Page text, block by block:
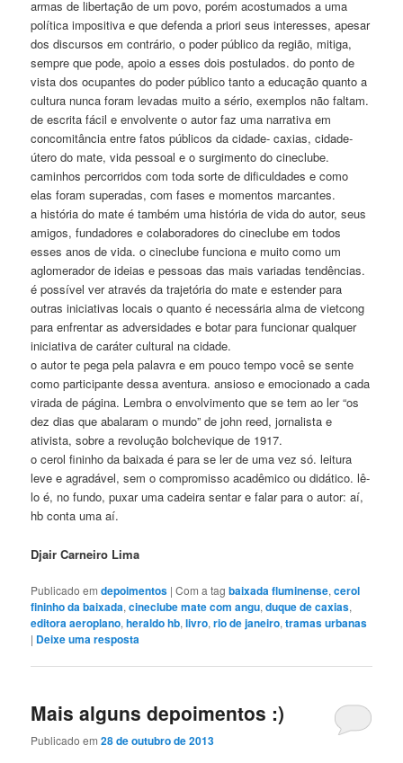
armas de libertação de um povo, porém acostumados a uma
política impositiva e que defenda a priori seus interesses, apesar
dos discursos em contrário, o poder público da região, mitiga,
sempre que pode, apoio a esses dois postulados. do ponto de
vista dos ocupantes do poder público tanto a educação quanto a
cultura nunca foram levadas muito a sério, exemplos não faltam.
de escrita fácil e envolvente o autor faz uma narrativa em
concomitância entre fatos públicos da cidade- caxias, cidade-
útero do mate, vida pessoal e o surgimento do cineclube.
caminhos percorridos com toda sorte de dificuldades e como
elas foram superadas, com fases e momentos marcantes.
a história do mate é também uma história de vida do autor, seus
amigos, fundadores e colaboradores do cineclube em todos
esses anos de vida. o cineclube funciona e muito como um
aglomerador de ideias e pessoas das mais variadas tendências.
é possível ver através da trajetória do mate e estender para
outras iniciativas locais o quanto é necessária alma de vietcong
para enfrentar as adversidades e botar para funcionar qualquer
iniciativa de caráter cultural na cidade.
o autor te pega pela palavra e em pouco tempo você se sente
como participante dessa aventura. ansioso e emocionado a cada
virada de página. Lembra o envolvimento que se tem ao ler “os
dez dias que abalaram o mundo” de john reed, jornalista e
ativista, sobre a revolução bolchevique de 1917.
o cerol fininho da baixada é para se ler de uma vez só. leitura
leve e agradável, sem o compromisso acadêmico ou didático. lê-
lo é, no fundo, puxar uma cadeira sentar e falar para o autor: aí,
hb conta uma aí.
Djair Carneiro Lima
Publicado em depoimentos |Com a tagbaixada fluminense,cerol
fininho da baixada,cineclube mate com angu,duque de caxias,
editora aeroplano,heraldo hb,livro,rio de janeiro,tramas urbanas
| Deixe uma resposta
Mais alguns depoimentos :)
Publicado em28 de outubro de 2013